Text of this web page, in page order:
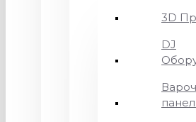
3D
DJ